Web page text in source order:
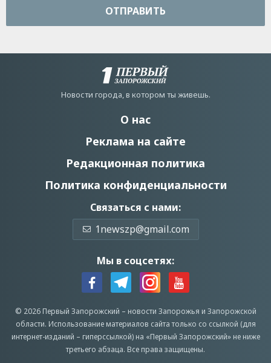
ОТПРАВИТЬ
Новости города, в котором ты живешь.
О нас
Реклама на сайте
Редакционная политика
Политика конфиденциальности
Связаться с нами:
1newszp@gmail.com
Мы в соцсетях:
© 2026 Первый Запорожский – новости Запорожья и Запорожской
области. Использование материалов сайта только со ссылкой (для
интернет-изданий – гиперссылкой) на «Первый Запорожский» не ниже
третьего абзаца. Все права защищены.